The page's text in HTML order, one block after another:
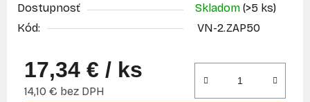
Dostupnosť Skladom (>5 ks)
Kód:
VN-2.ZAP50
17,34 € / ks
14,10 € bez DPH